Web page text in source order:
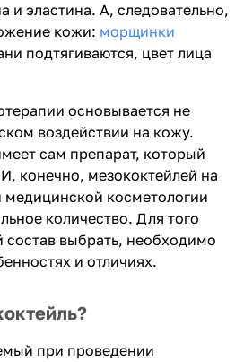
и эластина. А, следовательно,
кожи: морщинки
подтягиваются, цвет лица
основывается не
воздействии на кожу.
сам препарат, который
конечно, мезококтейлей на
косметологии
количество. Для того
состав выбрать, необходимо
и отличиях.
при проведении